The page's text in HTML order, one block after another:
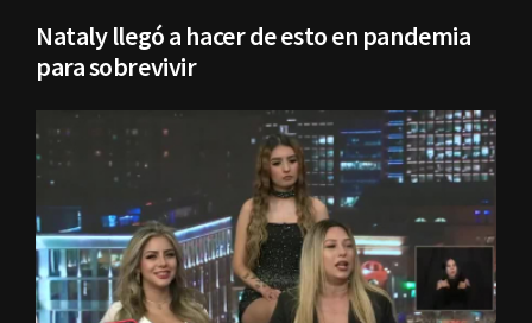
Nataly llegó a hacer de esto en pandemia
para sobrevivir